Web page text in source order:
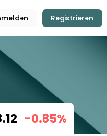
Registrieren
-0.85%